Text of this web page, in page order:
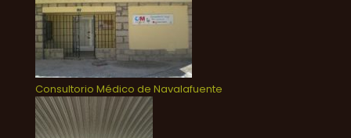
Consultorio Médico de Navalafuente